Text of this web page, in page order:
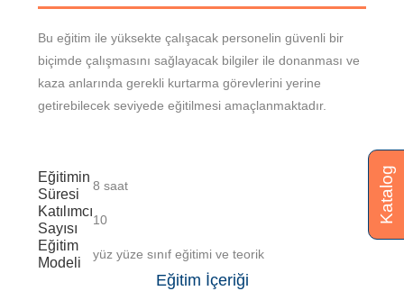
Bu eğitim ile yüksekte çalışacak personelin güvenli bir
biçimde çalışmasını sağlayacak bilgiler ile donanması ve
kaza anlarında gerekli kurtarma görevlerini yerine
getirebilecek seviyede eğitilmesi amaçlanmaktadır.
Eğitimin
Süresi
8 saat
Katılımcı
Sayısı
10
Eğitim
Modeli
yüz yüze sınıf eğitimi ve teorik
Eğitim İçeriği
Katalog